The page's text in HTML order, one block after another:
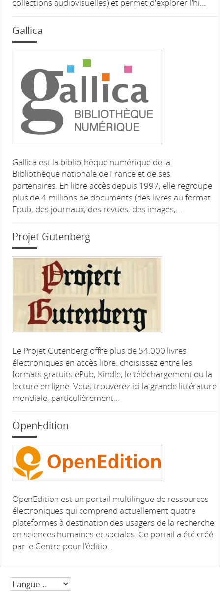
collections audiovisuelles) et permet d'explorer l'hi...
Gallica
Gallica est la bibliothèque numérique de la
Bibliothèque nationale de France et de ses
partenaires. En libre accès depuis 1997, elle regroupe
plus de 4 millions de documents (des livres au format
Epub, des journaux, des revues, des images,...
Projet Gutenberg
Le Projet Gutenberg offre plus de 54.000 livres
électroniques en accès libre: choisissez entre les
formats gratuits ePub, Kindle, le téléchargement ou la
lecture en ligne. Vous trouverez ici la grande littérature
mondiale, particulièrement...
OpenEdition
OpenEdition est un portail multilingue de ressources
électroniques qui comprend actuellement quatre
plateformes à destination des usagers de la recherche
en sciences humaines et sociales. Ce portail a été créé
par le Centre pour l’éditio...